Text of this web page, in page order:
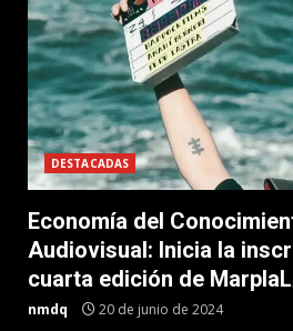
DESTACADAS
Economía del
Audiovisual: Inicia la
cuarta edición de
nmdq 20 de junio de 2024